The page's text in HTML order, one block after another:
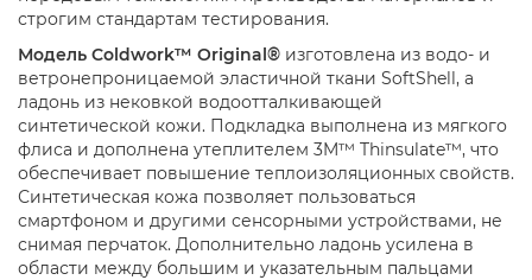
строгим стандартам тестирования.
Модель Coldwork™ Original® изготовлена из водо- и
ветронепроницаемой эластичной ткани SoftShell, а
ладонь из нековкой водоотталкивающей
синтетической кожи. Подкладка выполнена из мягкого
флиса и дополнена утеплителем 3M™ Thinsulate™, что
обеспечивает повышение теплоизоляционных свойств.
Синтетическая кожа позволяет пользоваться
смартфоном и другими сенсорными устройствами, не
снимая перчаток. Дополнительно ладонь усилена в
области между большим и указательным пальцами